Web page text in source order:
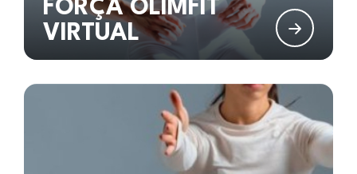
FORÇA OLIMFIT
VIRTUAL